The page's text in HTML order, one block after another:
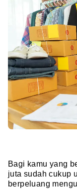
Bagi kamu yang
juta sudah cukup
berpeluang